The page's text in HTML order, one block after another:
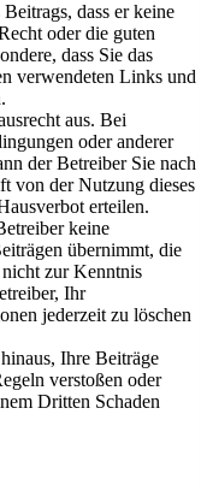
dass er keine
oder die guten
dass Sie das
verwendeten Links und
aus. Bei
oder anderer
der Betreiber Sie nach
von der Nutzung dieses
erteilen.
keine
übernimmt, die
nicht zur Kenntnis
Ihr
jederzeit zu löschen
Ihre Beiträge
verstoßen oder
Dritten Schaden